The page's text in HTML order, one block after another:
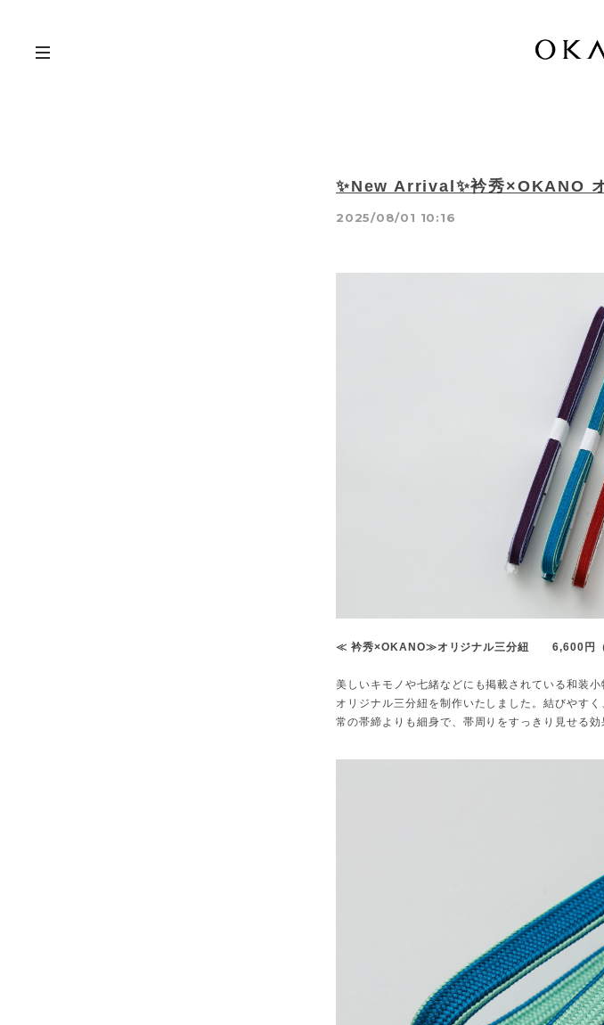
✨New Arrival✨衿秀×OKANO
2025/08/01 10:16
≪ 衿秀×OKANO≫オリジナル三分紐 6,600円（
美しいキモノや七緒などにも掲載されている和装
オリジナル三分紐を制作いたしました。結びやす
常の帯締よりも細身で、帯周りをすっきり見せる効